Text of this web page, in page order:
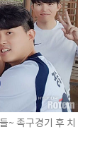
~ 족구경기 후 치